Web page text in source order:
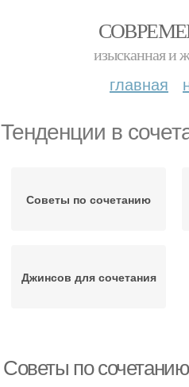
изысканная и
главная
Тенденции в
Советы по сочетанию
Джинсов для сочетания
Советы по